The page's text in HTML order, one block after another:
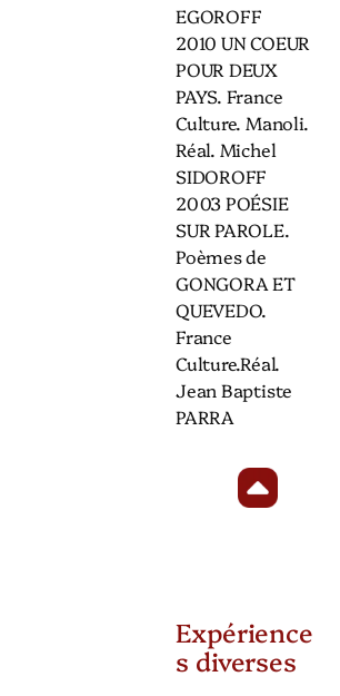
EGOROFF
2010 UN COEUR
POUR DEUX
PAYS. France
Culture. Manoli.
Réal. Michel
SIDOROFF
2003 POÉSIE
SUR PAROLE.
Poèmes de
GONGORA ET
QUEVEDO.
France
Culture.Réal.
Jean Baptiste
PARRA
Expérience
s diverses